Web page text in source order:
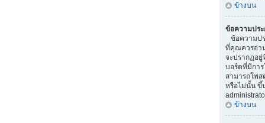
ข้างบน
ข้อความประ
ข้อความป
ที่คุณควรอ่า
จะปรากฏอ
บอร์ดที่มีกา
สามารถโพ
หรือไม่นั้น ขึ้
ข้างบน